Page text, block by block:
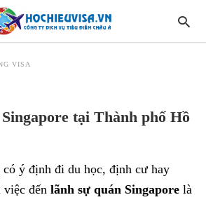
VISA
tại Thành phố Hồ
có ý định đi du học, định cư hay
việc đến lãnh sự quán Singapore là